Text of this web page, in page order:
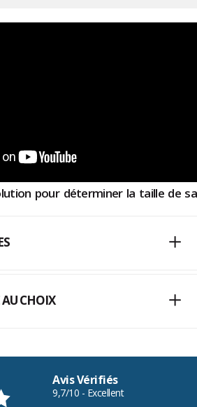
pour déterminer la taille de sa
AU CHOIX
Avis Vérifiés
9,7/10 - Excellent